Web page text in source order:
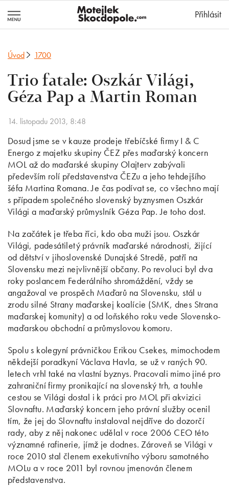
Přihlásit
Úvod 1700
Trio fatale: Oszkár Világi,
Géza Pap a Martin Roman
14. listopadu 2013, 8:48
Dosud jsme se v kauze prodeje třebíčské firmy I & C
Energo z majetku skupiny ČEZ přes maďarský koncern
MOL až do maďarské skupiny Olajterv zabývali
především rolí představenstva ČEZu a jeho tehdejšího
šéfa Martina Romana. Je čas podívat se, co všechno mají
s případem společného slovenský byznysmen Oszkár
Világi a maďarský průmyslník Géza Pap. Je toho dost.
Na začátek je třeba říci, kdo oba muži jsou. Oszkár
Világi, padesátiletý právník maďarské národnosti, žijící
od dětství v jihoslovenské Dunajské Stredě, patří na
Slovensku mezi nejvlivnější občany. Po revoluci byl dva
roky poslancem Federálního shromáždění, vždy se
angažoval ve prospěch Maďarů na Slovensku, stál u
zrodu silné Strany maďarskej koalície (SMK, dnes Strana
maďarskej komunity) a od loňského roku vede Slovensko-
maďarskou obchodní a průmyslovou komoru.
Spolu s kolegyní právničkou Erikou Csekes, mimochodem
někdejší poradkyní Václava Havla, se už v raných 90.
letech vrhl také na vlastní byznys. Pracovali mimo jiné pro
zahraniční firmy pronikající na slovenský trh, a touhle
cestou se Világi dostal i k práci pro MOL při akvizici
Slovnaftu. Maďarský koncern jeho právní služby ocenil
tím, že jej do Slovnaftu instaloval nejdříve do dozorčí
rady, aby z něj nakonec udělal v roce 2006 CEO této
významné rafinerie, jímž je dodnes. Zároveň se Világi v
roce 2010 stal členem exekutivního výboru samotného
MOLu a v roce 2011 byl rovnou jmenován členem
představenstva.